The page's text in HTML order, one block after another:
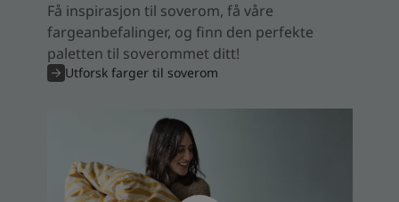
Få inspirasjon til soverom, få våre
fargeanbefalinger, og finn den perfekte
paletten til soverommet ditt!
Utforsk farger til soverom
La deg inspirere!
Drøm deg bort i vakre soverom og få idéer
som hjelper deg å skape et rom med
karakter og personlig atmosfære.